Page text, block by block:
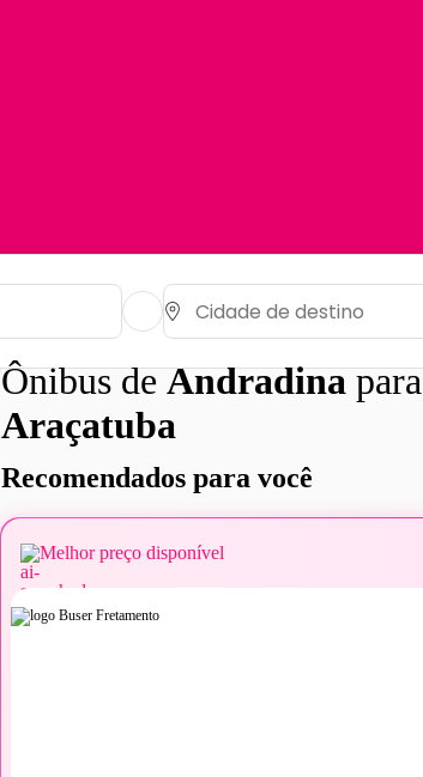
Ônibus deAndradinapara
Araçatuba
Recomendados para você
Melhor preço disponível